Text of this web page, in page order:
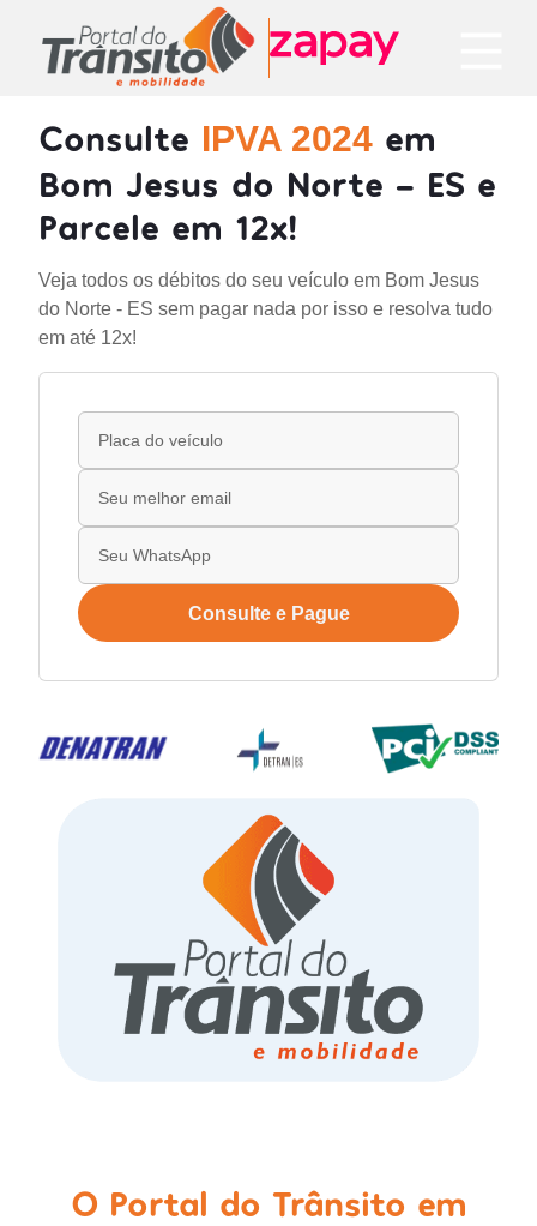
Consulte IPVA 2024 em
Bom Jesus do Norte - ES e
Parcele em 12x!
Veja todos os débitos do seu veículo em Bom Jesus
do Norte - ES sem pagar nada por isso e resolva tudo
em até 12x!
Consulte e Pague
O Portal do Trânsito em